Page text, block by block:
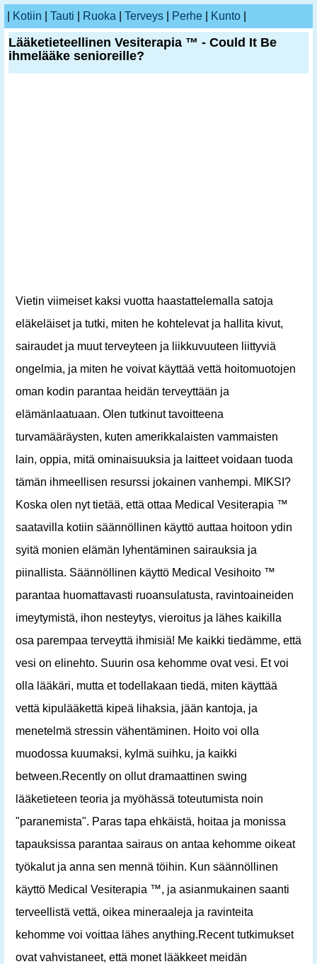
Kotiin Tauti Ruoka Terveys Perhe Kunto
Lääketieteellinen Vesiterapia ™ - Could It Be
ihmelääke senioreille?
Vietin viimeiset kaksi vuotta haastattelemalla satoja
eläkeläiset ja tutki, miten he kohtelevat ja hallita kivut,
sairaudet ja muut terveyteen ja liikkuvuuteen liittyviä
ongelmia, ja miten he voivat käyttää vettä hoitomuotojen
oman kodin parantaa heidän terveyttään ja
elämänlaatuaan. Olen tutkinut tavoitteena
turvamääräysten, kuten amerikkalaisten vammaisten
lain, oppia, mitä ominaisuuksia ja laitteet voidaan tuoda
tämän ihmeellisen resurssi jokainen vanhempi. MIKSI?
Koska olen nyt tietää, että ottaa Medical Vesiterapia ™
saatavilla kotiin säännöllinen käyttö auttaa hoitoon ydin
syitä monien elämän lyhentäminen sairauksia ja
piinallista. Säännöllinen käyttö Medical Vesihoito ™
parantaa huomattavasti ruoansulatusta, ravintoaineiden
imeytymistä, ihon nesteytys, vieroitus ja lähes kaikilla
osa parempaa terveyttä ihmisiä! Me kaikki tiedämme, että
vesi on elinehto. Suurin osa kehomme ovat vesi. Et voi
olla lääkäri, mutta et todellakaan tiedä, miten käyttää
vettä kipulääkettä kipeä lihaksia, jään kantoja, ja
menetelmä stressin vähentäminen. Hoito voi olla
muodossa kuumaksi, kylmä suihku, ja kaikki
between.Recently on ollut dramaattinen swing
lääketieteen teoria ja myöhässä toteutumista noin
"paranemista". Paras tapa ehkäistä, hoitaa ja monissa
tapauksissa parantaa sairaus on antaa kehomme oikeat
työkalut ja anna sen mennä töihin. Kun säännöllinen
käyttö Medical Vesiterapia ™, ja asianmukainen saanti
terveellistä vettä, oikea mineraaleja ja ravinteita
kehomme voi voittaa lähes anything.Recent tutkimukset
ovat vahvistaneet, että monet lääkkeet meidän